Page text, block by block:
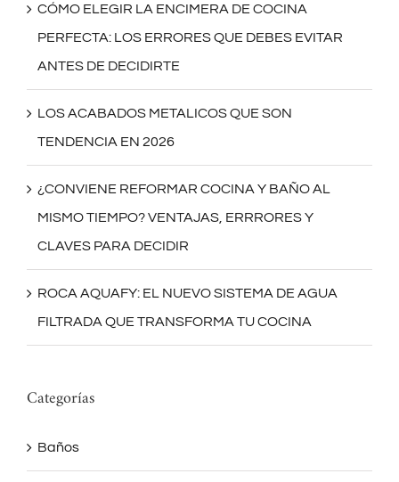
CÓMO ELEGIR LA ENCIMERA DE COCINA
PERFECTA: LOS ERRORES QUE DEBES EVITAR
ANTES DE DECIDIRTE
LOS ACABADOS METALICOS QUE SON
TENDENCIA EN 2026
¿CONVIENE REFORMAR COCINA Y BAÑO AL
MISMO TIEMPO? VENTAJAS, ERRRORES Y
CLAVES PARA DECIDIR
ROCA AQUAFY: EL NUEVO SISTEMA DE AGUA
FILTRADA QUE TRANSFORMA TU COCINA
Categorías
Baños